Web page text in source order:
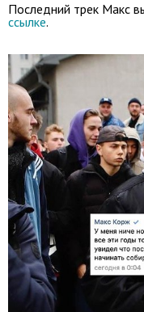
Последний трек Макс
ссылке.